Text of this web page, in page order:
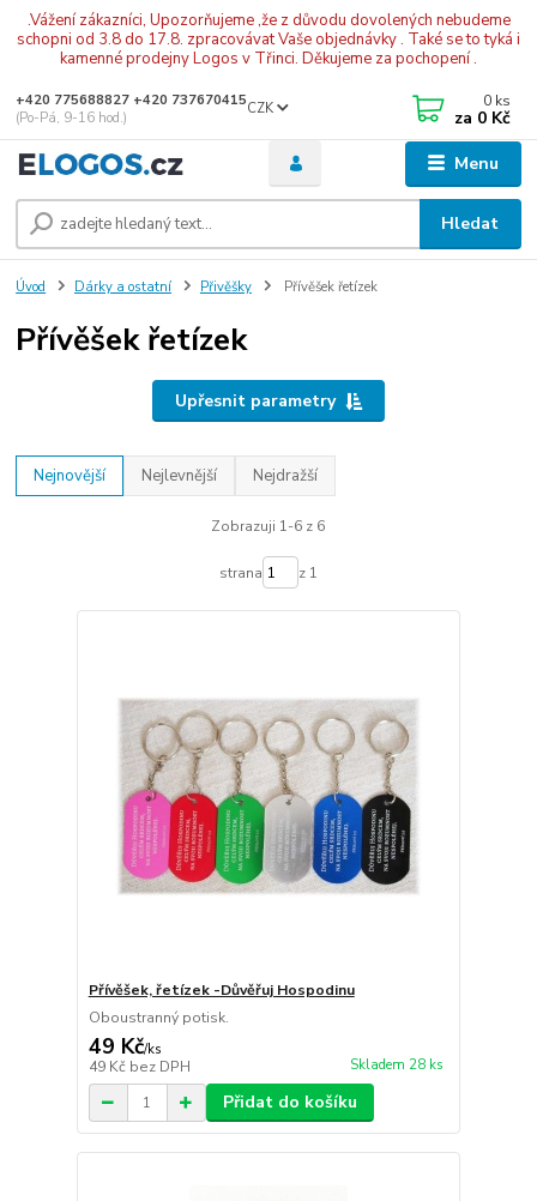
.Vážení zákazníci, Upozorňujeme ,že z důvodu dovolených nebudeme
schopni od 3.8 do 17.8. zpracovávat Vaše objednávky . Také se to tyká i
kamenné prodejny Logos v Třinci. Děkujeme za pochopení .
Menu
CZK
Hledat
+420 775688827 +420 737670415
(Po-Pá, 9-16 hod.)
0 ks
za 0 Kč
Úvod Dárky a ostatní Přivěšky Přívěšek řetízek
Přívěšek řetízek
Upřesnit parametry
Nejnovější Nejlevnější Nejdražší
Zobrazuji 1-6 z 6
strana z 1
Přívěšek, řetízek -Důvěřuj Hospodinu
Oboustranný potisk.
49 Kč/ks
49 Kč bez DPH Skladem 28 ks
Přidat do košíku